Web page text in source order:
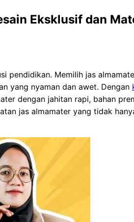
Eksklusif dan
pendidikan. Memilih jas
yang nyaman dan awet. Dengan
dengan jahitan rapi, bahan
jas almamater yang tidak